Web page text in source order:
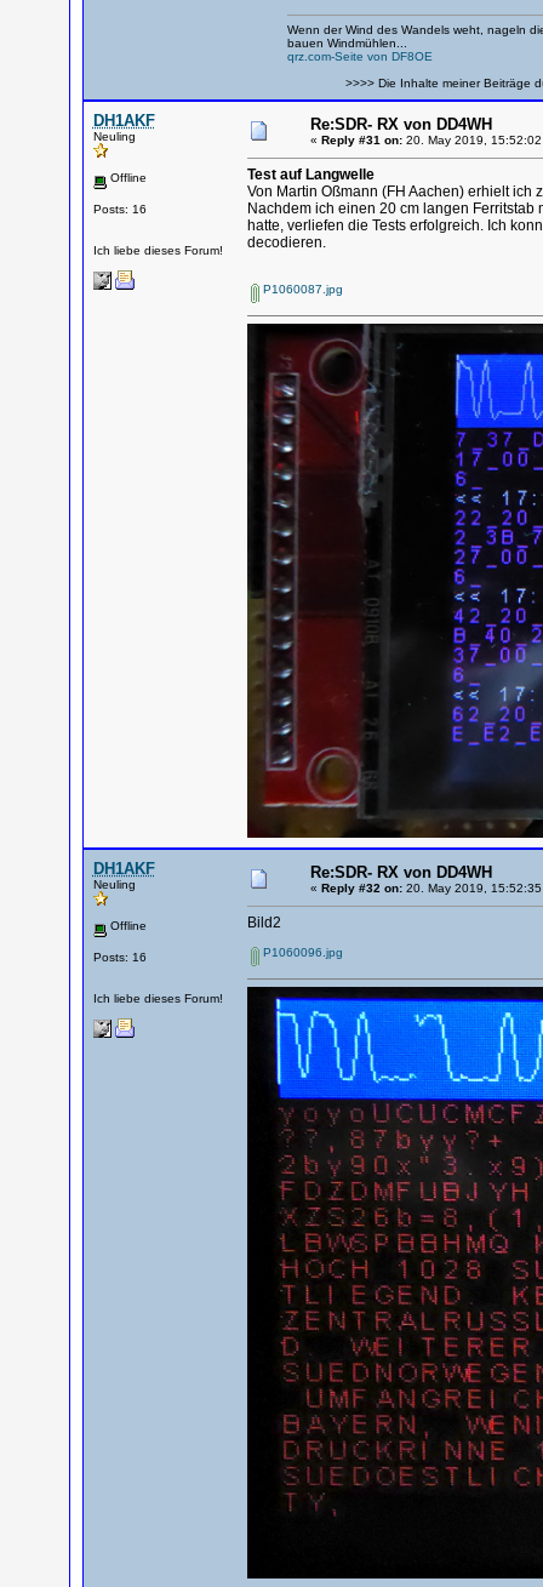
Wenn der Wind des Wandels weht, nageln
bauen Windmühlen...
qrz.com-Seite von DF8OE
>>>> Die Inhalte meiner Beiträge
DH1AKF
Neuling
Offline
Posts: 16
Ich liebe dieses Forum!
Re:SDR- RX von DD4WH
« Reply #31 on:20. May 2019, 15:52:02
Test auf Langwelle
Von Martin Oßmann (FH Aachen) erhielt ich
Nachdem ich einen 20 cm langen
hatte, verliefen die Tests erfolgreich. Ich
decodieren.
P1060087.jpg
DH1AKF
Neuling
Offline
Posts: 16
Ich liebe dieses Forum!
Re:SDR- RX von DD4WH
« Reply #32 on:20. May 2019, 15:52:35
Bild2
P1060096.jpg